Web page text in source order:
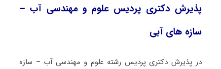
پذیرش دکتری پردیس علوم و مهندسی آب –
سازه ‌های آبی
در پذیرش دکتری پردیس رشته علوم و مهندسی آب – سازه